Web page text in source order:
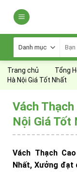
kiếm:
Trang chủ Tổng
Hà Nội Giá Tốt Nhất
Vách Thạch
Nội Giá Tốt
Vách Thạch
Nhất, Xưởng đạt